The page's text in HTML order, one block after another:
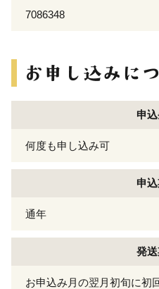
7086348
申
何度も申し込み可
申
通年
発送
お申込み月の翌月初旬に初